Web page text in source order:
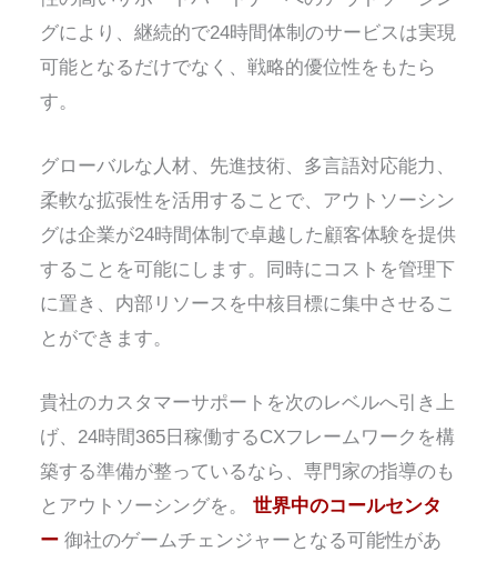
グにより、継続的で24時間体制のサービスは実現
可能となるだけでなく、戦略的優位性をもたら
す。
グローバルな人材、先進技術、多言語対応能力、
柔軟な拡張性を活用することで、アウトソーシン
グは企業が24時間体制で卓越した顧客体験を提供
することを可能にします。同時にコストを管理下
に置き、内部リソースを中核目標に集中させるこ
とができます。
貴社のカスタマーサポートを次のレベルへ引き上
げ、24時間365日稼働するCXフレームワークを構
築する準備が整っているなら、専門家の指導のも
とアウトソーシングを。世界中のコールセンタ
ー 御社のゲームチェンジャーとなる可能性があ